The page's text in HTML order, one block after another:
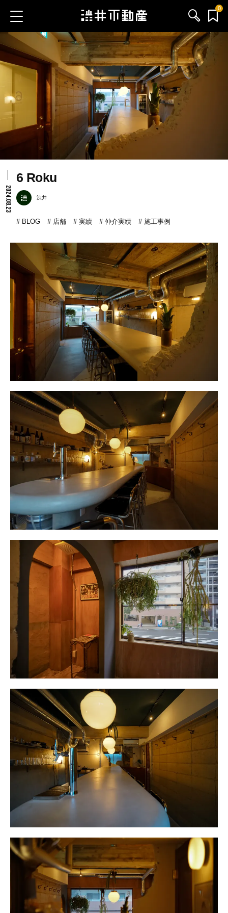
0
お気に入り物件 お問い合わせ
ブログ
サービス内容
渋井不動産のメンバー
2024.08.23
6 Roku
渋井
BLOG 店舗 実績 仲介実績 施工事例